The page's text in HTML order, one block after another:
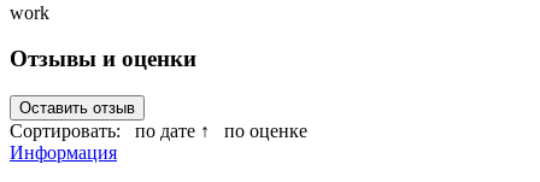
work
Отзывы и оценки
Оставить отзыв
Сортировать: по дате ↑
по оценке
Информация